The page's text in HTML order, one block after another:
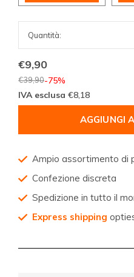
€9,90
€39,90-75%
IVA esclusa €8,18
AGGIUNGI
Ampio assortimento di
Confezione discreta
Spedizione in tutto il
Express shipping